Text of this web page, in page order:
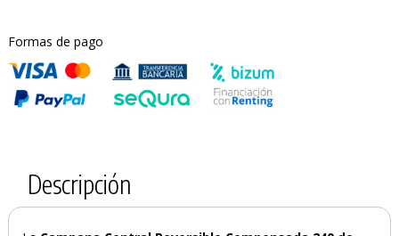
Formas de pago
Descripción